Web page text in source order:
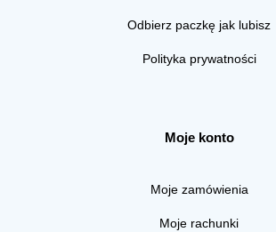
Odbierz paczkę jak lubisz
Polityka prywatności
Moje konto
Moje zamówienia
Moje rachunki